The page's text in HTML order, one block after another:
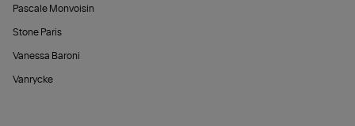
Pascale Monvoisin
Stone Paris
Vanessa Baroni
Vanrycke